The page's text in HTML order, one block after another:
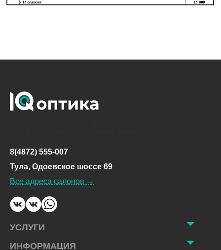
8(4872) 555-007
Тула, Одоевское шоссе 69
Все адреса салонов →
УСЛУГИ
ИНФОРМАЦИЯ